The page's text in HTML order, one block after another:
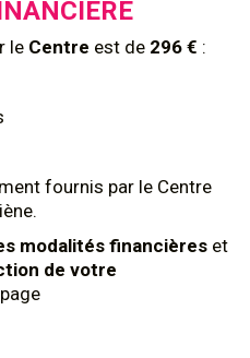
le Centre est de 296 € :
fournis par le Centre
modalités financières et
de votre